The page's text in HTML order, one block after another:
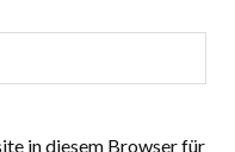
in diesem Browser für